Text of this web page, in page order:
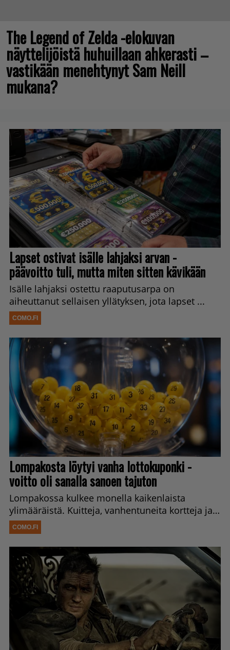
The Legend of Zelda -elokuvan
näyttelijöistä huhuillaan ahkerasti –
vastikään menehtynyt Sam Neill
mukana?